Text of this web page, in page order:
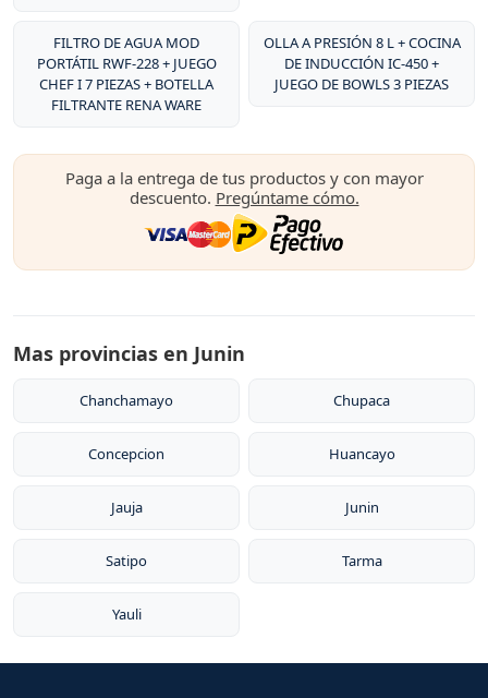
FILTRO DE AGUA MOD
PORTÁTIL RWF-228 + JUEGO
CHEF I 7 PIEZAS + BOTELLA
FILTRANTE RENA WARE
OLLA A PRESIÓN 8 L + COCINA
DE INDUCCIÓN IC-450 +
JUEGO DE BOWLS 3 PIEZAS
Paga a la entrega de tus productos y con mayor
descuento. Pregúntame cómo.
Mas provincias en Junin
Chanchamayo Chupaca
Concepcion Huancayo
Jauja Junin
Satipo Tarma
Yauli